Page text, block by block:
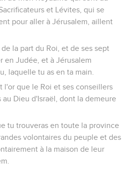
et Lévites, qui se
pour aller à Jérusalem, aillent
la part du Roi, et de ses sept
en Judée, et à Jérusalem
laquelle tu as en ta main.
l'or que le Roi et ses conseillers
Dieu d'Israël, dont la demeure
tu trouveras en toute la province
volontaires du peuple et des
à la maison de leur